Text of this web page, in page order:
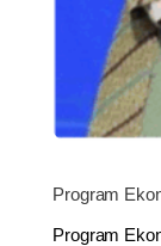
Program
Program